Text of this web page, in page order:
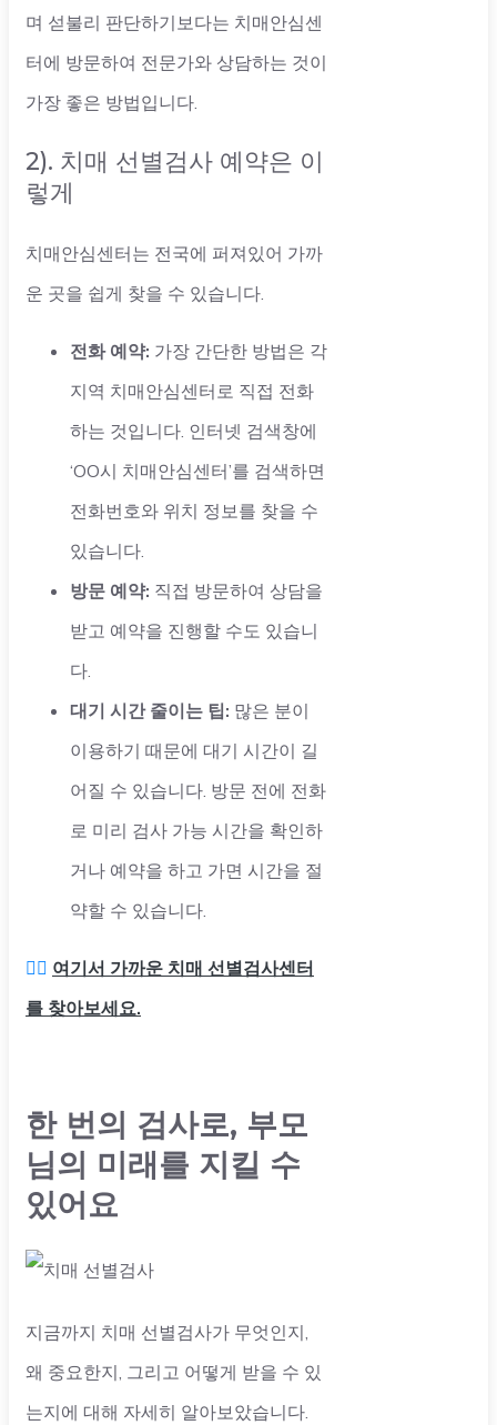
며 섣불리 판단하기보다는 치매안심센
터에 방문하여 전문가와 상담하는 것이
가장 좋은 방법입니다.
2). 치매 선별검사 예약은 이
렇게
치매안심센터는 전국에 퍼져있어 가까
운 곳을 쉽게 찾을 수 있습니다.
전화 예약: 가장 간단한 방법은 각
지역 치매안심센터로 직접 전화
하는 것입니다. 인터넷 검색창에
‘OO시 치매안심센터’를 검색하면
전화번호와 위치 정보를 찾을 수
있습니다.
방문 예약: 직접 방문하여 상담을
받고 예약을 진행할 수도 있습니
다.
대기 시간 줄이는 팁: 많은 분이
이용하기 때문에 대기 시간이 길
어질 수 있습니다. 방문 전에 전화
로 미리 검사 가능 시간을 확인하
거나 예약을 하고 가면 시간을 절
약할 수 있습니다.
👉🏻 여기서 가까운 치매 선별검사센터
를 찾아보세요.
한 번의 검사로, 부모
님의 미래를 지킬 수
있어요
지금까지 치매 선별검사가 무엇인지,
왜 중요한지, 그리고 어떻게 받을 수 있
는지에 대해 자세히 알아보았습니다.